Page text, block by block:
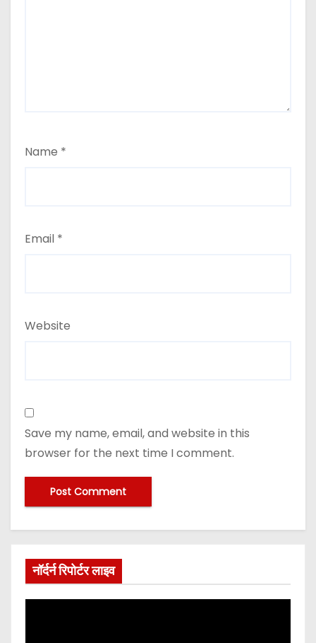
Name *
Email *
Website
Save my name, email, and website in this
browser for the next time I comment.
नॉर्दर्न रिपोर्टर लाइव